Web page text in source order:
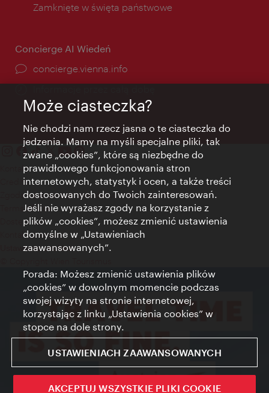
Zamknięte w święta państwowe
Concierge AI Wiedeń
concierge.vienna.info
Kontakt
Credits
Zgoda na przetwarzanie danych osobowych
Terms of Use
Dostępność
Kontakt prasowy
Ustawienia cookies
Może ciasteczka?
Nie chodzi nam rzecz jasna o te ciasteczka do
jedzenia. Mamy na myśli specjalne pliki, tak
zwane „cookies”, które są niezbędne do
prawidłowego funkcjonowania stron
internetowych, statystyk i ocen, a także treści
dostosowanych do Twoich zainteresowań.
Jeśli nie wyrażasz zgody na korzystanie z
plików „cookies”, możesz zmienić ustawienia
domyślne w „Ustawieniach
zaawansowanych”.
Porada: Możesz zmienić ustawienia plików
„cookies” w dowolnym momencie podczas
swojej wizyty na stronie internetowej,
korzystając z linku „Ustawienia cookies” w
stopce na dole strony.
USTAWIENIACH ZAAWANSOWANYCH
AKCEPTUJ WSZYSTKIE PLIKI COOKIE